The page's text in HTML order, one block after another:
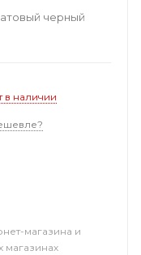
черный
в наличии
магазина и
магазинах